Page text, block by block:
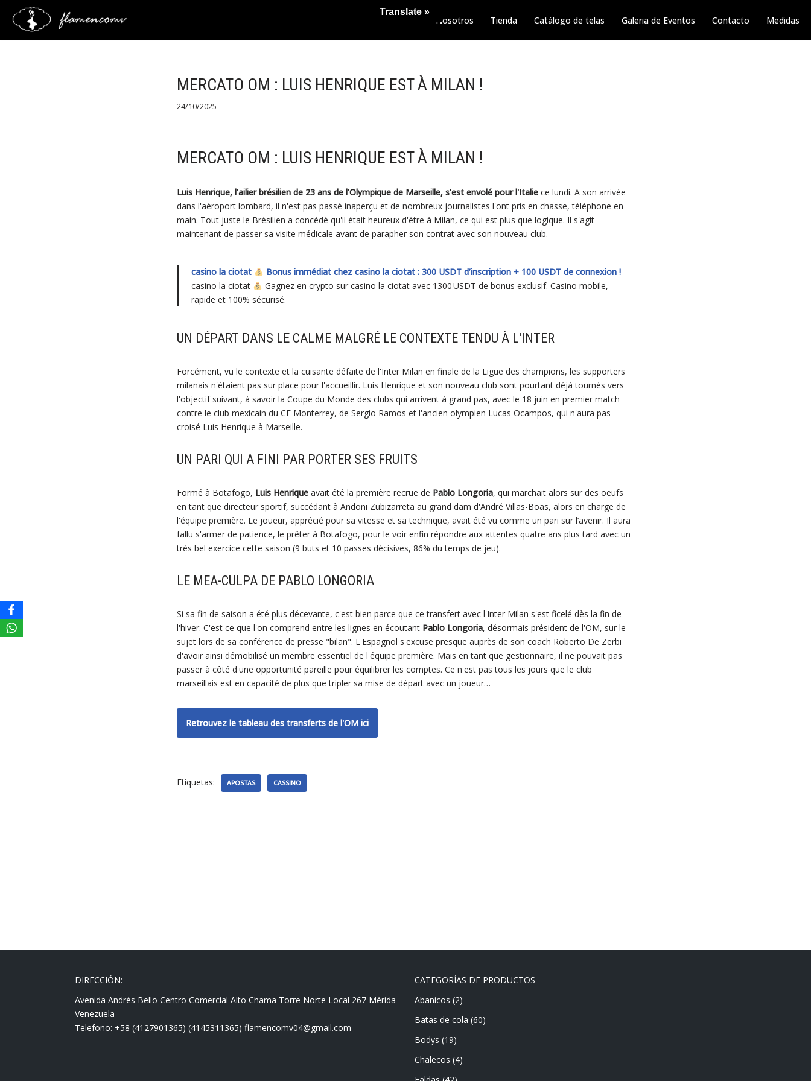
Saltar
Nosotros Tienda Catálogo de telas Galeria de Eventos Contacto Medidas
MERCATO OM : LUIS HENRIQUE EST À MILAN !
24/10/2025
MERCATO OM : LUIS HENRIQUE EST À MILAN !
Luis Henrique, l'ailier brésilien de 23 ans de l'Olympique de Marseille, s’est envolé pour l'Italiece lundi. A son arrivée
dans l'aéroport lombard, il n'est pas passé inaperçu et de nombreux journalistes l'ont pris en chasse, téléphone en
main. Tout juste le Brésilien a concédé qu'il était heureux d'être à Milan, ce qui est plus que logique. Il s'agit
maintenant de passer sa visite médicale avant de parapher son contrat avec son nouveau club.
casino la ciotat Bonus immédiat chez casino la ciotat : 300 USDT d’inscription + 100 USDT de connexion !–
casino la ciotat
Gagnez en crypto sur casino la ciotat avec 1300 USDT de bonus exclusif. Casino mobile,
rapide et 100% sécurisé.
UN DÉPART DANS LE CALME MALGRÉ LE CONTEXTE TENDU À L'INTER
Forcément, vu le contexte et la cuisante défaite de l'Inter Milan en finale de la Ligue des champions, les supporters
milanais n'étaient pas sur place pour l'accueillir. Luis Henrique et son nouveau club sont pourtant déjà tournés vers
l'objectif suivant, à savoir la Coupe du Monde des clubs qui arrivent à grand pas, avec le 18 juin en premier match
contre le club mexicain du CF Monterrey, de Sergio Ramos et l'ancien olympien Lucas Ocampos, qui n'aura pas
croisé Luis Henrique à Marseille.
UN PARI QUI A FINI PAR PORTER SES FRUITS
Formé à Botafogo, Luis Henriqueavait été la première recrue de Pablo Longoria, qui marchait alors sur des oeufs
en tant que directeur sportif, succédant à Andoni Zubizarreta au grand dam d'André Villas-Boas, alors en charge de
l'équipe première. Le joueur, apprécié pour sa vitesse et sa technique, avait été vu comme un pari sur l’avenir. Il aura
fallu s'armer de patience, le prêter à Botafogo, pour le voir enfin répondre aux attentes quatre ans plus tard avec un
très bel exercice cette saison (9 buts et 10 passes décisives, 86% du temps de jeu).
LE MEA-CULPA DE PABLO LONGORIA
Si sa fin de saison a été plus décevante, c'est bien parce que ce transfert avec l'Inter Milan s'est ficelé dès la fin de
l'hiver. C'est ce que l'on comprend entre les lignes en écoutant Pablo Longoria, désormais président de l'OM, sur le
sujet lors de sa conférence de presse "bilan". L'Espagnol s'excuse presque auprès de son coach Roberto De Zerbi
d'avoir ainsi démobilisé un membre essentiel de l'équipe première. Mais en tant que gestionnaire, il ne pouvait pas
passer à côté d'une opportunité pareille pour équilibrer les comptes. Ce n'est pas tous les jours que le club
marseillais est en capacité de plus que tripler sa mise de départ avec un joueur…
Retrouvez le tableau des transferts de l'OM ici
Etiquetas: APOSTAS CASSINO
DIRECCIÓN:
Avenida Andrés Bello Centro Comercial Alto Chama Torre Norte Local 267 Mérida
Venezuela
Telefono: +58 (4127901365) (4145311365) flamencomv04@gmail.com
CATEGORÍAS DE PRODUCTOS
Abanicos (2)
Batas de cola (60)
Bodys (19)
Chalecos (4)
Translate »